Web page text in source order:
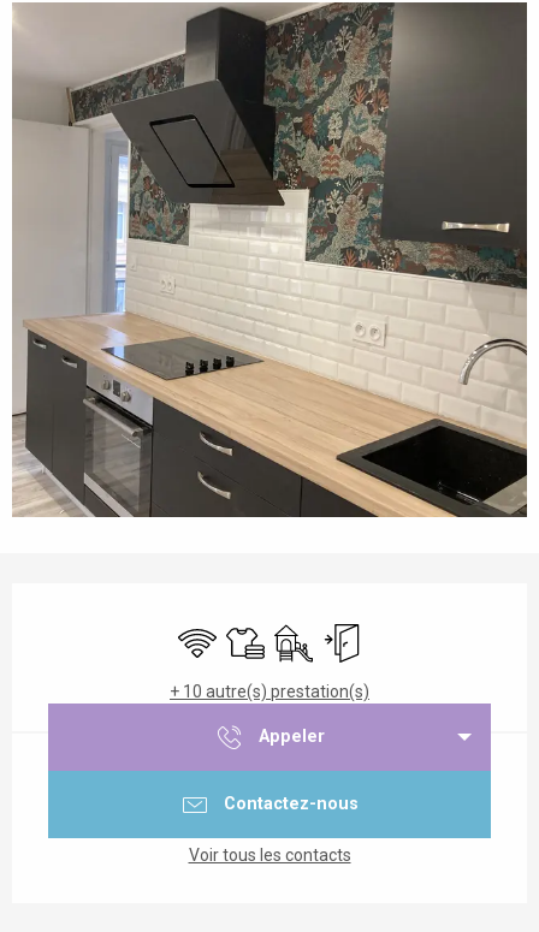
WiFi
Draps et linge
Jeux pour enfants / Espace jeux
Entrée indépendante
+ 10 autre(s) prestation(s)
Appeler
Contactez-nous
Voir tous les contacts